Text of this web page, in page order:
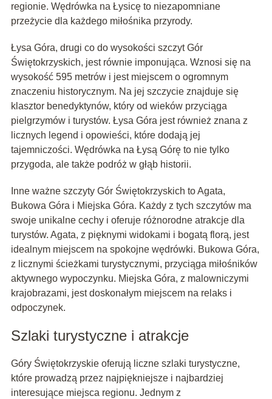
regionie. Wędrówka na Łysicę to niezapomniane
przeżycie dla każdego miłośnika przyrody.
Łysa Góra, drugi co do wysokości szczyt Gór
Świętokrzyskich, jest równie imponująca. Wznosi się na
wysokość 595 metrów i jest miejscem o ogromnym
znaczeniu historycznym. Na jej szczycie znajduje się
klasztor benedyktynów, który od wieków przyciąga
pielgrzymów i turystów. Łysa Góra jest również znana z
licznych legend i opowieści, które dodają jej
tajemniczości. Wędrówka na Łysą Górę to nie tylko
przygoda, ale także podróż w głąb historii.
Inne ważne szczyty Gór Świętokrzyskich to Agata,
Bukowa Góra i Miejska Góra. Każdy z tych szczytów ma
swoje unikalne cechy i oferuje różnorodne atrakcje dla
turystów. Agata, z pięknymi widokami i bogatą florą, jest
idealnym miejscem na spokojne wędrówki. Bukowa Góra,
z licznymi ścieżkami turystycznymi, przyciąga miłośników
aktywnego wypoczynku. Miejska Góra, z malowniczymi
krajobrazami, jest doskonałym miejscem na relaks i
odpoczynek.
Szlaki turystyczne i atrakcje
Góry Świętokrzyskie oferują liczne szlaki turystyczne,
które prowadzą przez najpiękniejsze i najbardziej
interesujące miejsca regionu. Jednym z